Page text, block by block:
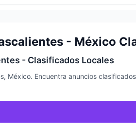
- México
- Clasificados Locales
México. Encuentra anuncios